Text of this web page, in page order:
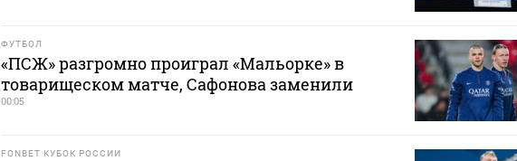
ФУТБОЛ
«ПСЖ» разгромно проиграл «Мальорке» в
товарищеском матче, Сафонова заменили
00:05
FONBET КУБОК РОССИИ